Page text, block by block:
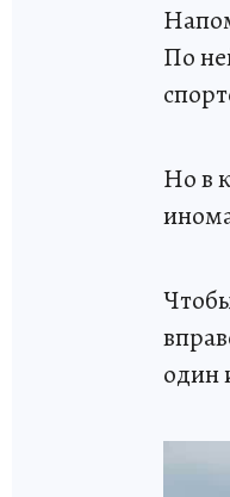
По
Но в
один